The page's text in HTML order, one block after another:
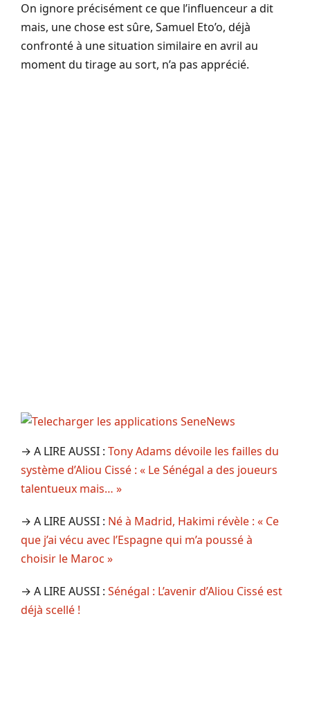
On ignore précisément ce que l’influenceur a dit
mais, une chose est sûre, Samuel Eto’o, déjà
confronté à une situation similaire en avril au
moment du tirage au sort, n’a pas apprécié.
→ A LIRE AUSSI : Tony Adams dévoile les failles du
système d’Aliou Cissé : « Le Sénégal a des joueurs
talentueux mais… »
→ A LIRE AUSSI : Né à Madrid, Hakimi révèle : « Ce
que j’ai vécu avec l’Espagne qui m’a poussé à
choisir le Maroc »
→ A LIRE AUSSI : Sénégal : L’avenir d’Aliou Cissé est
déjà scellé !